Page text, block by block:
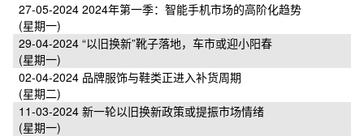
27-05-2024
(星期一)
2024年第一季：智能手机市场的高阶化趋势
29-04-2024
(星期一)
“以旧换新”靴子落地，车市或迎小阳春
02-04-2024
(星期二)
品牌服饰与鞋类正进入补货周期
11-03-2024
(星期一)
新一轮以旧换新政策或提振市场情绪